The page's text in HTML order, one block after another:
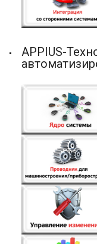
APPIUS-